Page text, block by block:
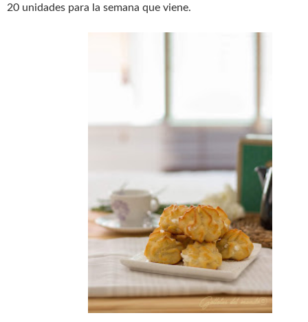
20 unidades para la semana que viene.